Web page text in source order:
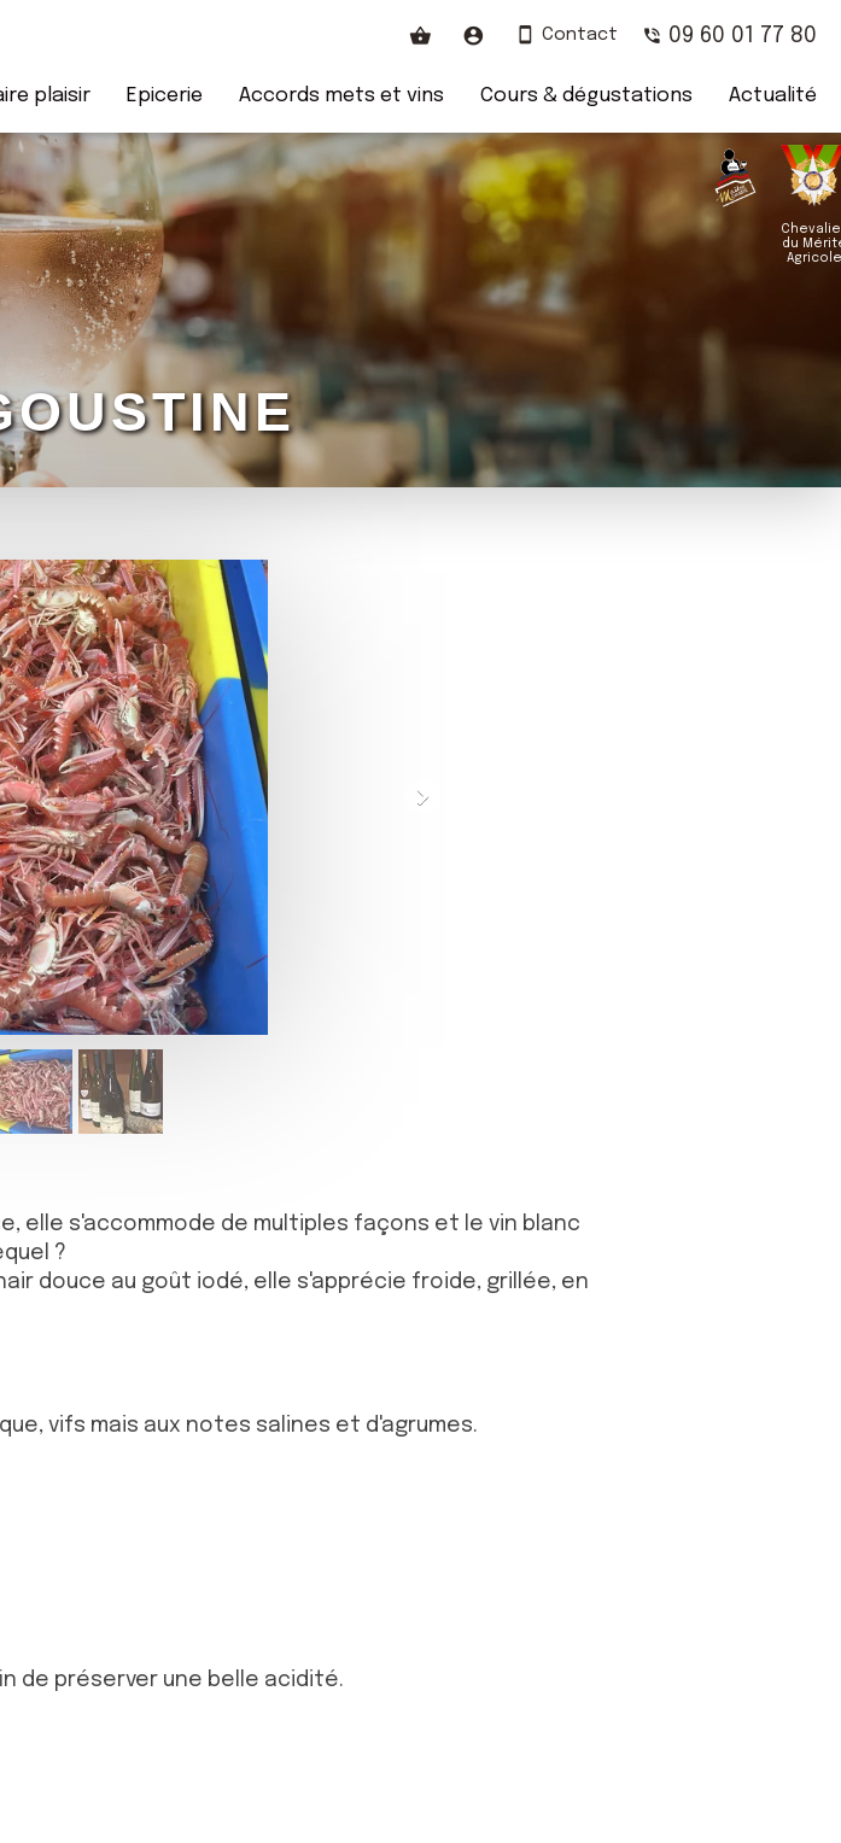
Contact 09 60 01 77 80
plaisir Epicerie Accords mets et vins Cours & dégustations Actualité
du
Agricole
elle s'accommode de multiples façons et le vin blanc
?
douce au goût iodé, elle s'apprécie froide, grillée, en
vifs mais aux notes salines et d'agrumes.
de préserver une belle acidité.